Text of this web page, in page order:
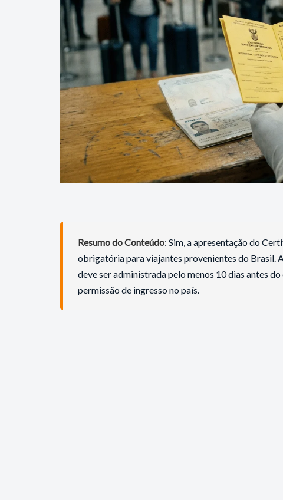
Resumo do Conteúdo: Sim, a apresentação do
obrigatória para viajantes provenientes do Brasil.
deve ser administrada pelo menos 10 dias antes
permissão de ingresso no país.